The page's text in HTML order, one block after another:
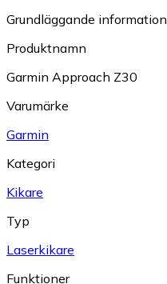
Grundläggande information
Produktnamn
Garmin Approach Z30
Varumärke
Garmin
Kategori
Kikare
Typ
Laserkikare
Funktioner